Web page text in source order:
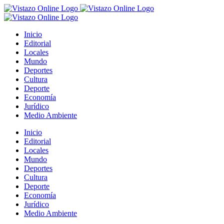
Saltar
al
Inicio
Editorial
Locales
Mundo
Deportes
Cultura
Deporte
Economía
Jurídico
Medio Ambiente
Inicio
Editorial
Locales
Mundo
Deportes
Cultura
Deporte
Economía
Jurídico
Medio Ambiente